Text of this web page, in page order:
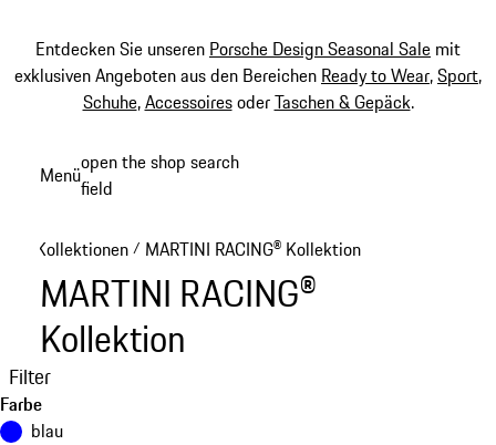
Entdecken Sie unseren Porsche Design Seasonal Sale mit
exklusiven Angeboten aus den Bereichen Ready to Wear,Sport,
Schuhe,AccessoiresoderTaschen & Gepäck.
Hauptinhalt
Menüopen the shop search
field
Kollektionen / MARTINI RACING® Kollektion
MARTINI RACING®
Kollektion
Filter
Farbe
blau